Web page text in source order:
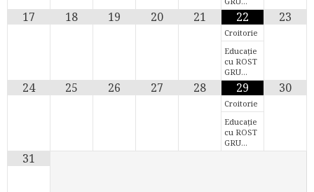
17 18 19 20 21 22
Croitorie
Educație
cu ROST
GRU…
23
24 25 26 27 28 29
Croitorie
Educație
cu ROST
GRU…
30
31